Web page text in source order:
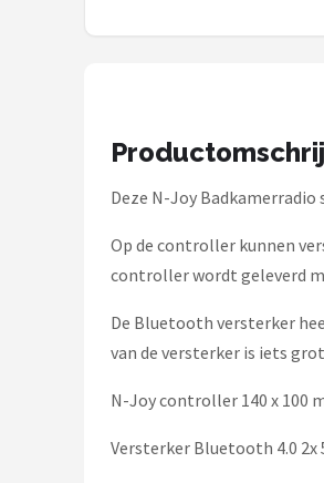
ArtSound
AquaSound
Carlinkit
Alle merken →
Deze N-Joy
Op de controller kunnen
controller wordt geleverd
De Bluetooth versterker
van de versterker is iets
N-Joy controller 140 x 100
Versterker Bluetooth 4.0 2x